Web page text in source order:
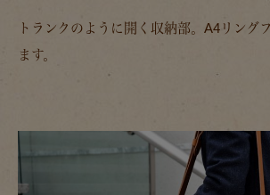
トランクのように開く収納部。A4リング
ます。